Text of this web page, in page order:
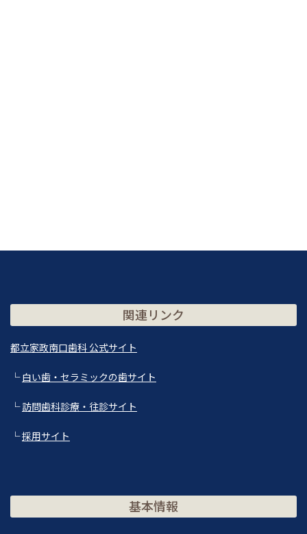
関連リンク
都立家政南口歯科 公式サイト
└白い歯・セラミックの歯サイト
└訪問歯科診療・往診サイト
└採用サイト
基本情報